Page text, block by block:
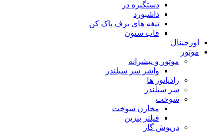
دستگیره در
داشبورد
تیغه های برف پاک کن
قاب ستون
اورجینال
موتور
موتور و پیشرانه
واشر سر سیلندر
رادیاتور ها
سر سیلندر
سوخت
مخازن سوخت
فیلتر بنزین
درپوش گاز